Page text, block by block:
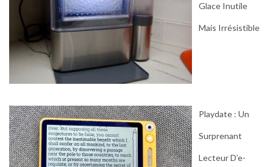
Glace Inutile
Mais Irrésistible
Playdate : Un
Surprenant
Lecteur D’e-